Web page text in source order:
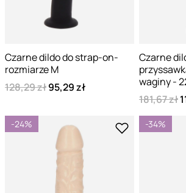
Czarne dildo do strap-on-
rozmiarze M
128,29 zł95,29 zł
Czarne
waginy -
181,67 zł
-24% -34%